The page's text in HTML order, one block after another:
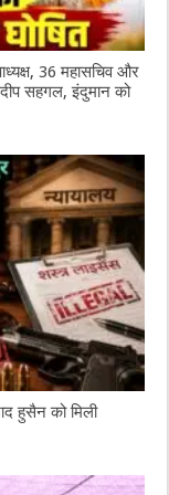
36 महासचिव और
सहगल, इंदुमान को
हुसैन को मिली